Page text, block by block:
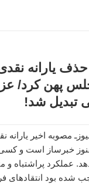
حذف یارانه
پهن کرد/
تبدیل شد!
خبرساز است و کسی
عملکرد پراشتباه و
شده بود انتقادهای